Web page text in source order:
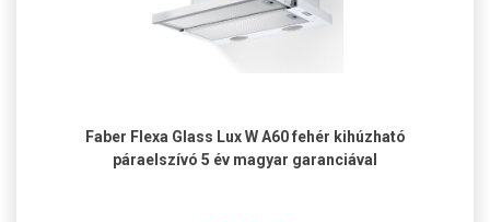
Faber Flexa Glass Lux W A60 fehér kihúzható
páraelszívó 5 év magyar garanciával